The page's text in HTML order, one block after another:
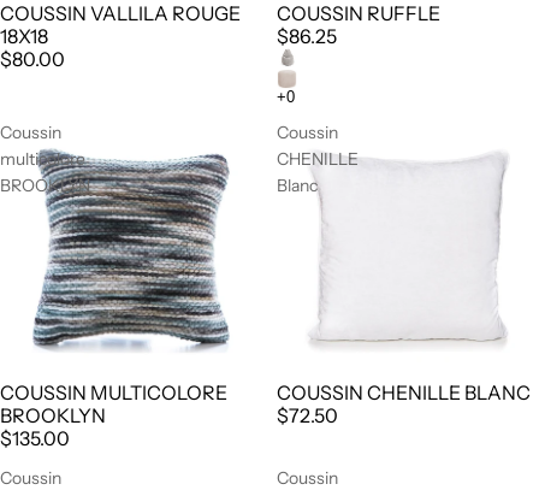
COUSSIN VALLILA ROUGE
18X18
$80.00
COUSSIN RUFFLE
$86.25
Coussin
multicolore
BROOKLYN
COUSSIN MULTICOLORE
BROOKLYN
$135.00
Coussin
CHENILLE
Blanc
COUSSIN CHENILLE BLANC
$72.50
Coussin
Coussin